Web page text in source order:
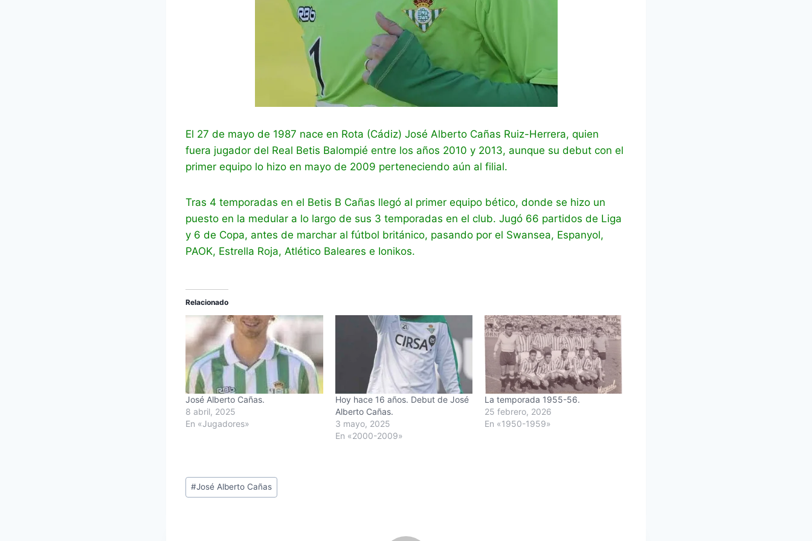
El 27 de mayo de 1987 nace en Rota (Cádiz) José Alberto Cañas Ruiz-Herrera, quien
fuera jugador del Real Betis Balompié entre los años 2010 y 2013, aunque su debut con el
primer equipo lo hizo en mayo de 2009 perteneciendo aún al filial.
Tras 4 temporadas en el Betis B Cañas llegó al primer equipo bético, donde se hizo un
puesto en la medular a lo largo de sus 3 temporadas en el club. Jugó 66 partidos de Liga
y 6 de Copa, antes de marchar al fútbol británico, pasando por el Swansea, Espanyol,
PAOK, Estrella Roja, Atlético Baleares e Ionikos.
Relacionado
José Alberto Cañas.
8 abril, 2025
En «Jugadores»
Hoy hace 16 años. Debut de José
Alberto Cañas.
3 mayo, 2025
En «2000-2009»
La temporada 1955-56.
25 febrero, 2026
En «1950-1959»
Etiquetas
de
#José Alberto Cañas